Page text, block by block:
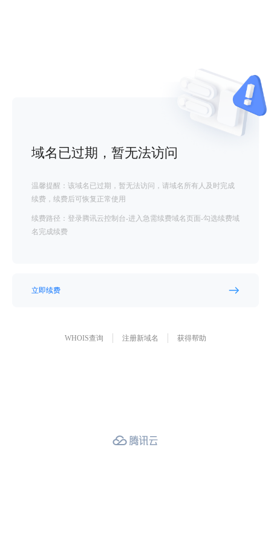
域名已过期，暂无法访问
温馨提醒：该域名已过期，暂无法访问，请域名所有人及时完成
续费，续费后可恢复正常使用
续费路径：登录腾讯云控制台-进入急需续费域名页面-勾选续费域
名完成续费
立即续费
WHOIS查询 注册新域名 获得帮助